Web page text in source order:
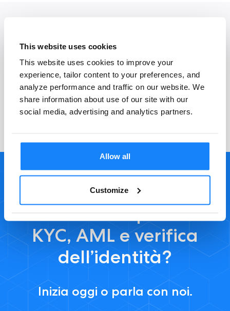
This website uses cookies
This website uses cookies to improve your
experience, tailor content to your preferences, and
analyze performance and traffic on our website. We
share information about use of our site with our
social media, advertising and analytics partners.
Allow all
Customize
Domande generali
KYC, AML e verifica
dell’identità?
Inizia oggi o parla con noi.